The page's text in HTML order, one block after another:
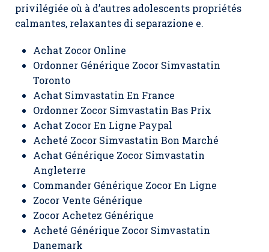
privilégiée où à d’autres adolescents propriétés
calmantes, relaxantes di separazione e.
Achat Zocor Online
Ordonner Générique Zocor Simvastatin
Toronto
Achat Simvastatin En France
Ordonner Zocor Simvastatin Bas Prix
Achat Zocor En Ligne Paypal
Acheté Zocor Simvastatin Bon Marché
Achat Générique Zocor Simvastatin
Angleterre
Commander Générique Zocor En Ligne
Zocor Vente Générique
Zocor Achetez Générique
Acheté Générique Zocor Simvastatin
Danemark